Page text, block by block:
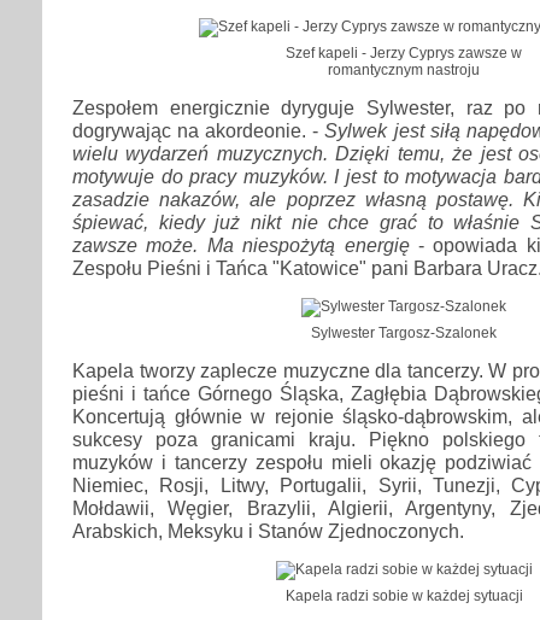
Szef kapeli - Jerzy Cyprys zawsze w
romantycznym nastroju
Zespołem energicznie dyryguje Sylwester, raz
dogrywając na akordeonie. -Sylwek jest siłą
wielu wydarzeń muzycznych. Dzięki temu, że jest
motywuje do pracy muzyków. I jest to motywacja
zasadzie nakazów, ale poprzez własną postawę.
śpiewać, kiedy już nikt nie chce grać to właśnie
zawsze może. Ma niespożytą energię- opowiada
Zespołu Pieśni i Tańca "Katowice" pani Barbara
Sylwester Targosz-Szalonek
Kapela tworzy zaplecze muzyczne dla tancerzy. W
pieśni i tańce Górnego Śląska, Zagłębia
Koncertują głównie w rejonie śląsko-dąbrowskim,
sukcesy poza granicami kraju. Piękno polskiego
muzyków i tancerzy zespołu mieli okazję
Niemiec, Rosji, Litwy, Portugalii, Syrii, Tunezji,
Mołdawii, Węgier, Brazylii, Algierii, Argentyny,
Arabskich, Meksyku i Stanów Zjednoczonych.
Kapela radzi sobie w każdej sytuacji